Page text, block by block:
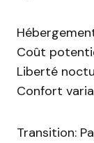
Coût
Liberté
Confort
Transition: